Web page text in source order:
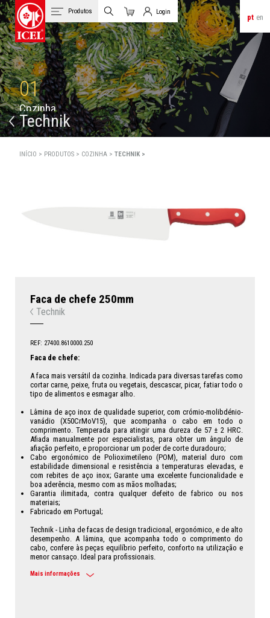
pt en
Produtos
Carrinho
Login
Login de Clientes
01
Cozinha
Technik
INÍCIO > PRODUTOS > COZINHA >TECHNIK >
Faca de chefe 250mm
Technik
REF: 27400.8610000.250
Faca de chefe:
A faca mais versátil da cozinha. Indicada para diversas tarefas como
cortar carne, peixe, fruta ou vegetais, descascar, picar, fatiar todo o
tipo de alimentos e esmagar alho.
Lâmina de aço inox de qualidade superior, com crómio-molibdénio-
vanádio (X50CrMoV15), que acompanha o cabo em todo o
comprimento. Temperada para atingir uma dureza de 57 ± 2 HRC.
Afiada manualmente por especialistas, para obter um ângulo de
afiação perfeito, e proporcionar um poder de corte duradouro;
Cabo ergonómico de Polioximetileno (POM), material duro com
estabilidade dimensional e resistência a temperaturas elevadas, e
com rebites de aço inox; Garante uma excelente funcionalidade e
boa aderência, mesmo com as mãos molhadas;
Garantia ilimitada, contra qualquer defeito de fabrico ou nos
materiais;
Fabricado em Portugal;
Technik - Linha de facas de design tradicional, ergonómico, e de alto
desempenho. A lâmina, que acompanha todo o comprimento do
cabo, confere às peças equilíbrio perfeito, conforto na utilização e
menor cansaço. Ideal para profissionais.
Mais informações